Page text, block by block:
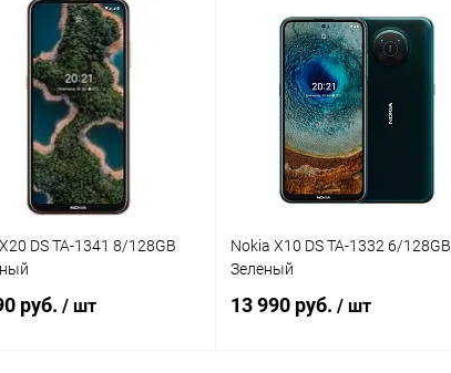
DS TA-1341 8/128GB
руб. / шт
Nokia X10 DS TA-1332 6/128GB
Зеленый
13 990 руб. / шт